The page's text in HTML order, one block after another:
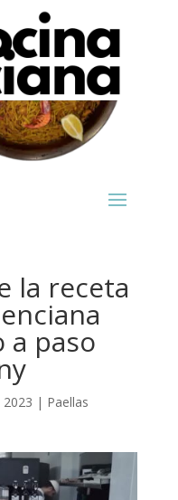
la receta
a paso
| Paellas